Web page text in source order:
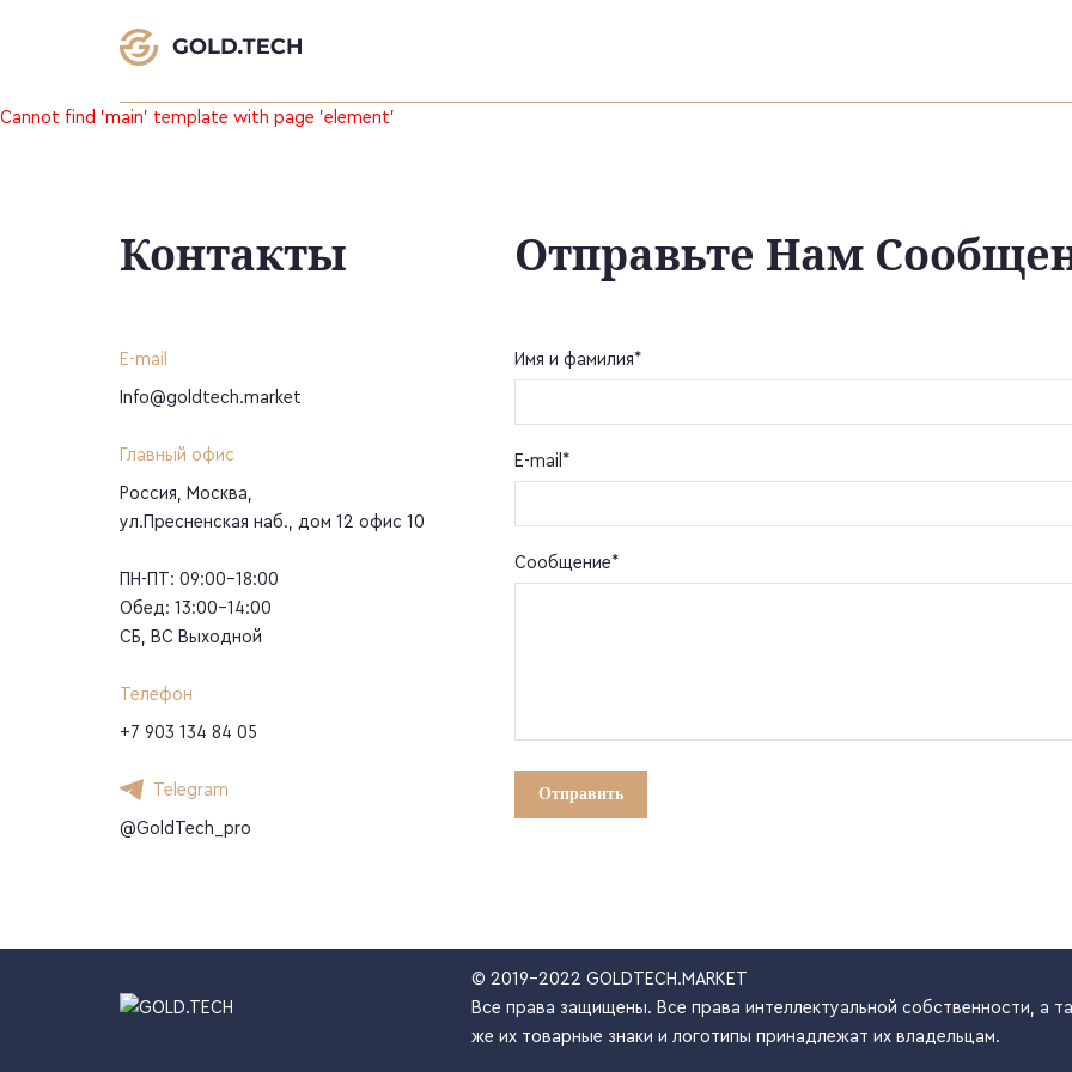
Cannot find 'main' template with page 'element'
Контакты
E-mail
Info@goldtech.market
Главный офис
Россия, Москва,
ул.Пресненская наб., дом 12 офис 10
ПН-ПТ: 09:00-18:00
Обед: 13:00-14:00
СБ, ВС Выходной
Телефон
+7 903 134 84 05
Telegram
@GoldTech_pro
Отправьте Нам
Имя и фамилия*
E-mail*
Сообщение*
© 2019-2022 GOLDTECH.MARKET
Все права защищены. Все права интеллектуальной собственности, а
же их товарные знаки и логотипы принадлежат их владельцам.